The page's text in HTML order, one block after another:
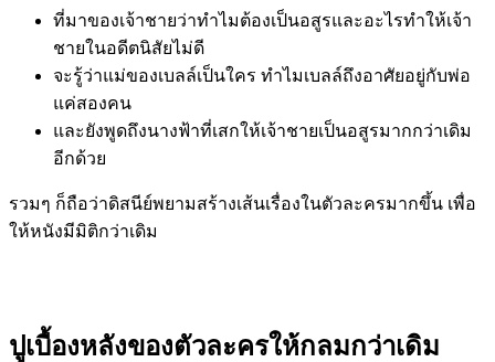
ที่มาของเจ้าชายว่าทำไมต้องเป็นอสูรและอะไรทำให้เจ้า
ชายในอดีตนิสัยไม่ดี
จะรู้ว่าแม่ของเบลล์เป็นใคร ทำไมเบลล์ถึงอาศัยอยู่กับพ่อ
แค่สองคน
และยังพูดถึงนางฟ้าที่เสกให้เจ้าชายเป็นอสูรมากกว่าเดิม
อีกด้วย
รวมๆ ก็ถือว่าดิสนีย์พยามสร้างเส้นเรื่องในตัวละครมากขึ้น เพื่อ
ให้หนังมีมิติกว่าเดิม
ปูเบื้องหลังของตัวละครให้กลมกว่าเดิม